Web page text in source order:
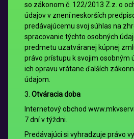
so zákonom č. 122/2013 Z.z. o
údajov v znení neskorších
predávajúcemu svoj súhlas na
spracovanie týchto osobných
predmetu uzatváranej kúpnej
právo prístupu k svojim osobným
ich opravu vrátane ďalších
údajom.
3. Otváracia doba
Internetový obchod
7 dní v týždni.
Predávajúci si vyhradzuje právo